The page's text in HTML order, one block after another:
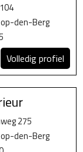
den-Berg
Volledig profiel
275
den-Berg